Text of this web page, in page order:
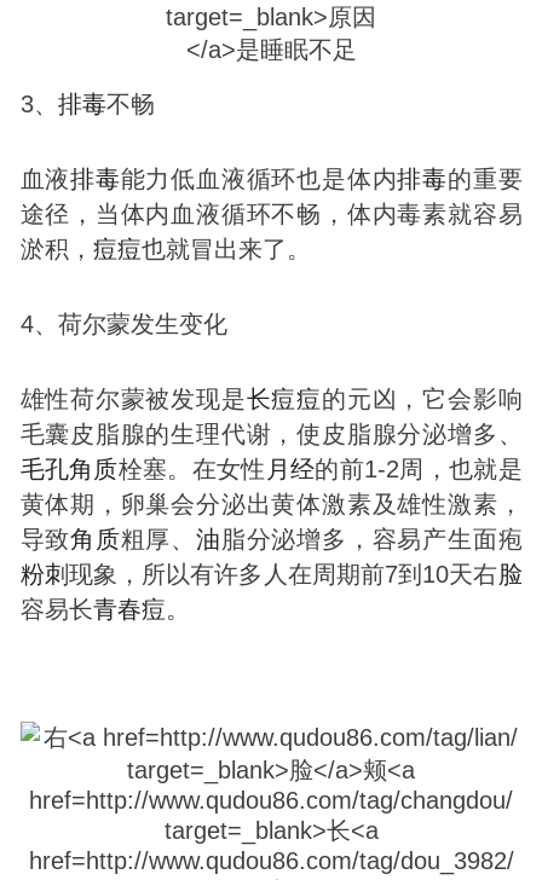
3、 排毒不畅
血液排毒能力低血液循环也是体内排毒的重要
途径，当体内血液循环不畅，体内毒素就容易
淤积， 痘痘也就冒出来了。
4、荷尔蒙发生变化
雄性荷尔蒙被发现是长痘痘的元凶，它会影响
毛囊皮脂腺的生理代谢，使皮脂腺分泌增多、
毛孔角质栓塞。在女性 月经的前1-2周，也就是
黄体期，卵巢会分泌出黄体激素及雄性激素，
导致角质粗厚、油脂分泌增多，容易产生面疱
粉刺现象，所以有许多人在周期前7到10天右脸
容易长青春痘。